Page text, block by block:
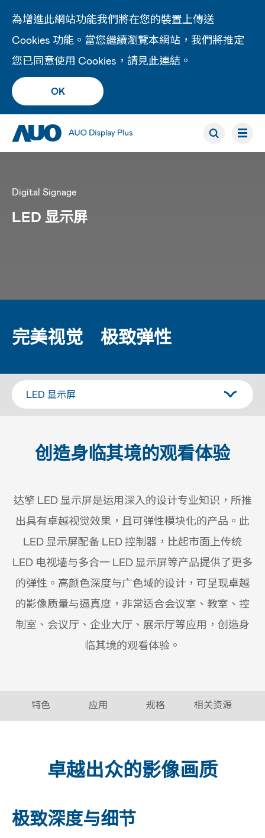
為增進此網站功能我們將在您的裝置上傳送
Cookies 功能。當您繼續瀏覽本網站，我們將推定
您已同意使用 Cookies，請見此連結 。
OK
Digital Signage
LED 显示屏
完美视觉 极致弹性
创造身临其境的观看体验
达擎 LED 显示屏是运用深入的设计专业知识，所推
出具有卓越视觉效果，且可弹性模块化的产品。此
LED 显示屏配备 LED 控制器，比起市面上传统
LED 电视墙与多合一 LED 显示屏等产品提供了更多
的弹性。高颜色深度与广色域的设计，可呈现卓越
的影像质量与逼真度，非常适合会议室、教室、控
制室、会议厅、企业大厅、展示厅等应用，创造身
临其境的观看体验。
特色 应用 规格 相关资源
卓越出众的影像画质
极致深度与细节